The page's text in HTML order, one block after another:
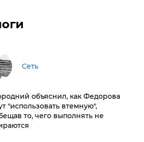
Сеть
объяснил, как Федорова
"использовать втемную",
то, чего выполнять не